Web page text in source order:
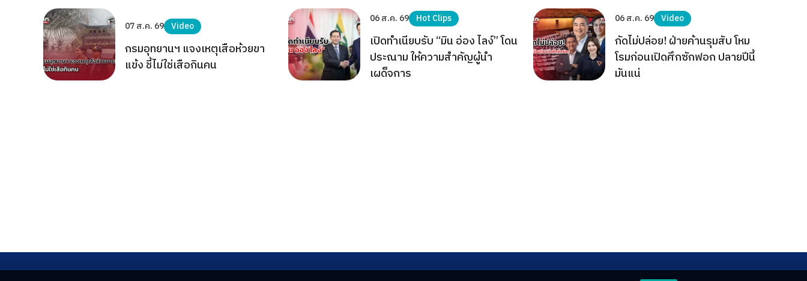
07 ส.ค. 69 Video
กรมอุทยานฯ แจงเหตุเสือห้วยขา
แข้ง ชี้ไม่ใช่เสือกินคน
06 ส.ค. 69 Hot Clips
เปิดทำเนียบรับ “มิน อ่อง ไลง์” โดน
ประณาม ให้ความสำคัญผู้นำ
เผด็จการ
06 ส.ค. 69 Video
กัดไม่ปล่อย! ฝ่ายค้านรุมสับ โหม
โรมก่อนเปิดศึกซักฟอก ปลายปีนี้
มันแน่